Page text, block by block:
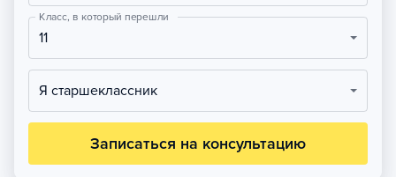
Класс, в который перешли
11
Я старшеклассник
Записаться на консультацию